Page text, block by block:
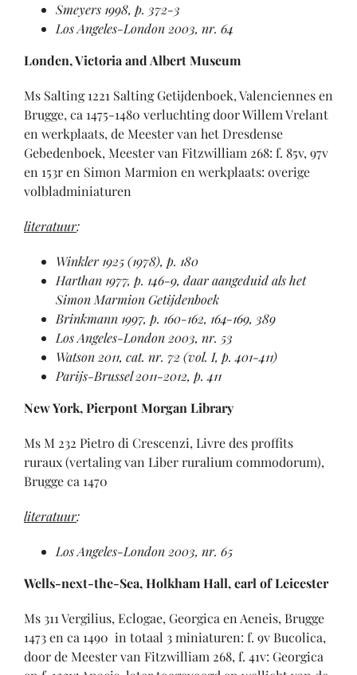
Smeyers 1998, p. 372-3
Los Angeles-London 2003, nr. 64
Londen, Victoriaand Albert Museum
Ms Salting 1221 Salting Getijdenboek, Valenciennes en
Brugge, ca 1475-1480 verluchting door Willem Vrelant
en werkplaats, de Meester van het Dresdense
Gebedenboek, Meester van Fitzwilliam 268: f. 85v, 97v
en 153r en Simon Marmion en werkplaats: overige
volbladminiaturen
literatuur:
Winkler 1925 (1978), p. 180
Harthan 1977, p. 146-9, daar aangeduid als het
Simon Marmion Getijdenboek
Brinkmann 1997, p. 160-162, 164-169, 389
Los Angeles-London 2003, nr. 53
Watson 2011, cat. nr. 72 (vol. I, p. 401-411)
Parijs-Brussel 2011-2012, p. 411
New York, Pierpont Morgan Library
Ms M 232 Pietro di Crescenzi, Livre des proffits
ruraux (vertaling van Liber ruralium commodorum),
Brugge ca 1470
literatuur:
Los Angeles-London 2003, nr. 65
Wells-next-the-Sea, Holkham Hall, earl of Leicester
Ms 311 Vergilius, Eclogae, Georgica en Aeneis, Brugge
1473 en ca 1490 in totaal 3 miniaturen: f. 9v Bucolica,
door de Meester van Fitzwilliam 268, f. 41v: Georgica